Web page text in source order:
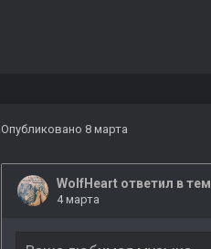
Опубликовано 8 марта